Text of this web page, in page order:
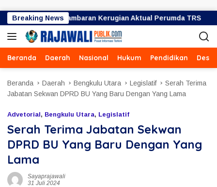
Breaking News
Bukan Gambaran Kerugian Aktual Perumda TRS
Beranda Daerah Nasional Hukum Pendidikan Desa
Beranda Daerah Bengkulu Utara Legislatif
Serah Terima
Jabatan Sekwan DPRD BU Yang Baru Dengan Yang Lama
Advetorial, Bengkulu Utara, Legislatif
Serah Terima Jabatan Sekwan
DPRD BU Yang Baru Dengan Yang
Lama
Sayaprajawali
31 Juli 2024